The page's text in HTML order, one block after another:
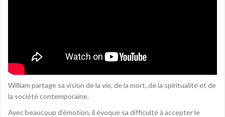
William partage sa vision de la vie, de la mort, de la spiritualité et de
la société contemporaine.
Avec beaucoup d’émotion, il évoque sa difficulté à accepter le